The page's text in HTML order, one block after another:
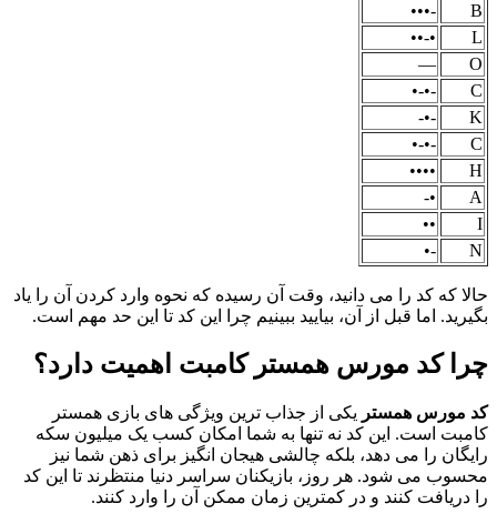
B
-•••
L
•-••
O
—
C
-•-•
K
-•-
C
-•-•
H
••••
A
•-
I
••
N
-•
حالا که کد را می دانید، وقت آن رسیده که نحوه وارد کردن آن را یاد
بگیرید. اما قبل از آن، بیایید ببینیم چرا این کد تا این حد مهم است.
چرا کد مورس همستر کامبت اهمیت دارد؟
کد مورس همستر یکی از جذاب ترین ویژگی های بازی همستر
کامبت است. این کد نه تنها به شما امکان کسب یک میلیون سکه
رایگان را می دهد، بلکه چالشی هیجان انگیز برای ذهن شما نیز
محسوب می شود. هر روز، بازیکنان سراسر دنیا منتظرند تا این کد
را دریافت کنند و در کمترین زمان ممکن آن را وارد کنند.